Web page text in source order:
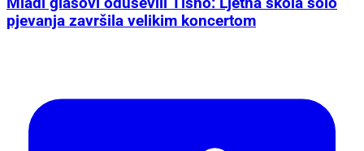
pjevanja završila velikim koncertom